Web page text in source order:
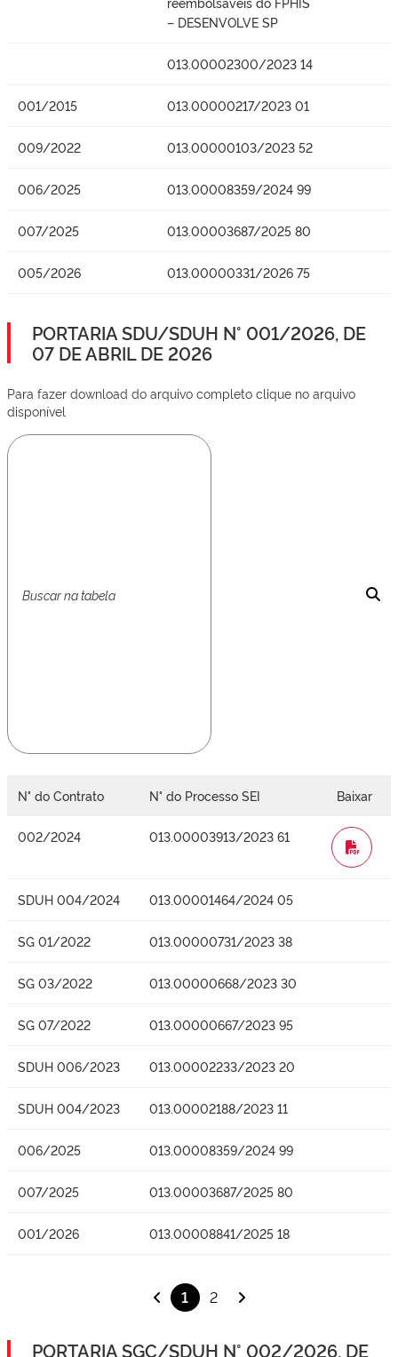
– DESENVOLVE SP
013.00002300/2023 14
001/2015 013.00000217/2023 01
009/2022 013.00000103/2023 52
006/2025 013.00008359/2024 99
007/2025 013.00003687/2025 80
005/2026 013.00000331/2026 75
PORTARIA SDU/SDUH N° 001/2026, DE
07 DE ABRIL DE 2026
Para fazer download do arquivo completo clique no arquivo
disponível
N° do Contrato N° do Processo SEI Baixar
002/2024 013.00003913/2023 61
WORD
SDUH 004/2024 013.00001464/2024 05
SG 01/2022 013.00000731/2023 38
SG 03/2022 013.00000668/2023 30
SG 07/2022 013.00000667/2023 95
SDUH 006/2023 013.00002233/2023 20
SDUH 004/2023 013.00002188/2023 11
006/2025 013.00008359/2024 99
007/2025 013.00003687/2025 80
001/2026 013.00008841/2025 18
1 2
PORTARIA SGC/SDUH N° 002/2026, DE